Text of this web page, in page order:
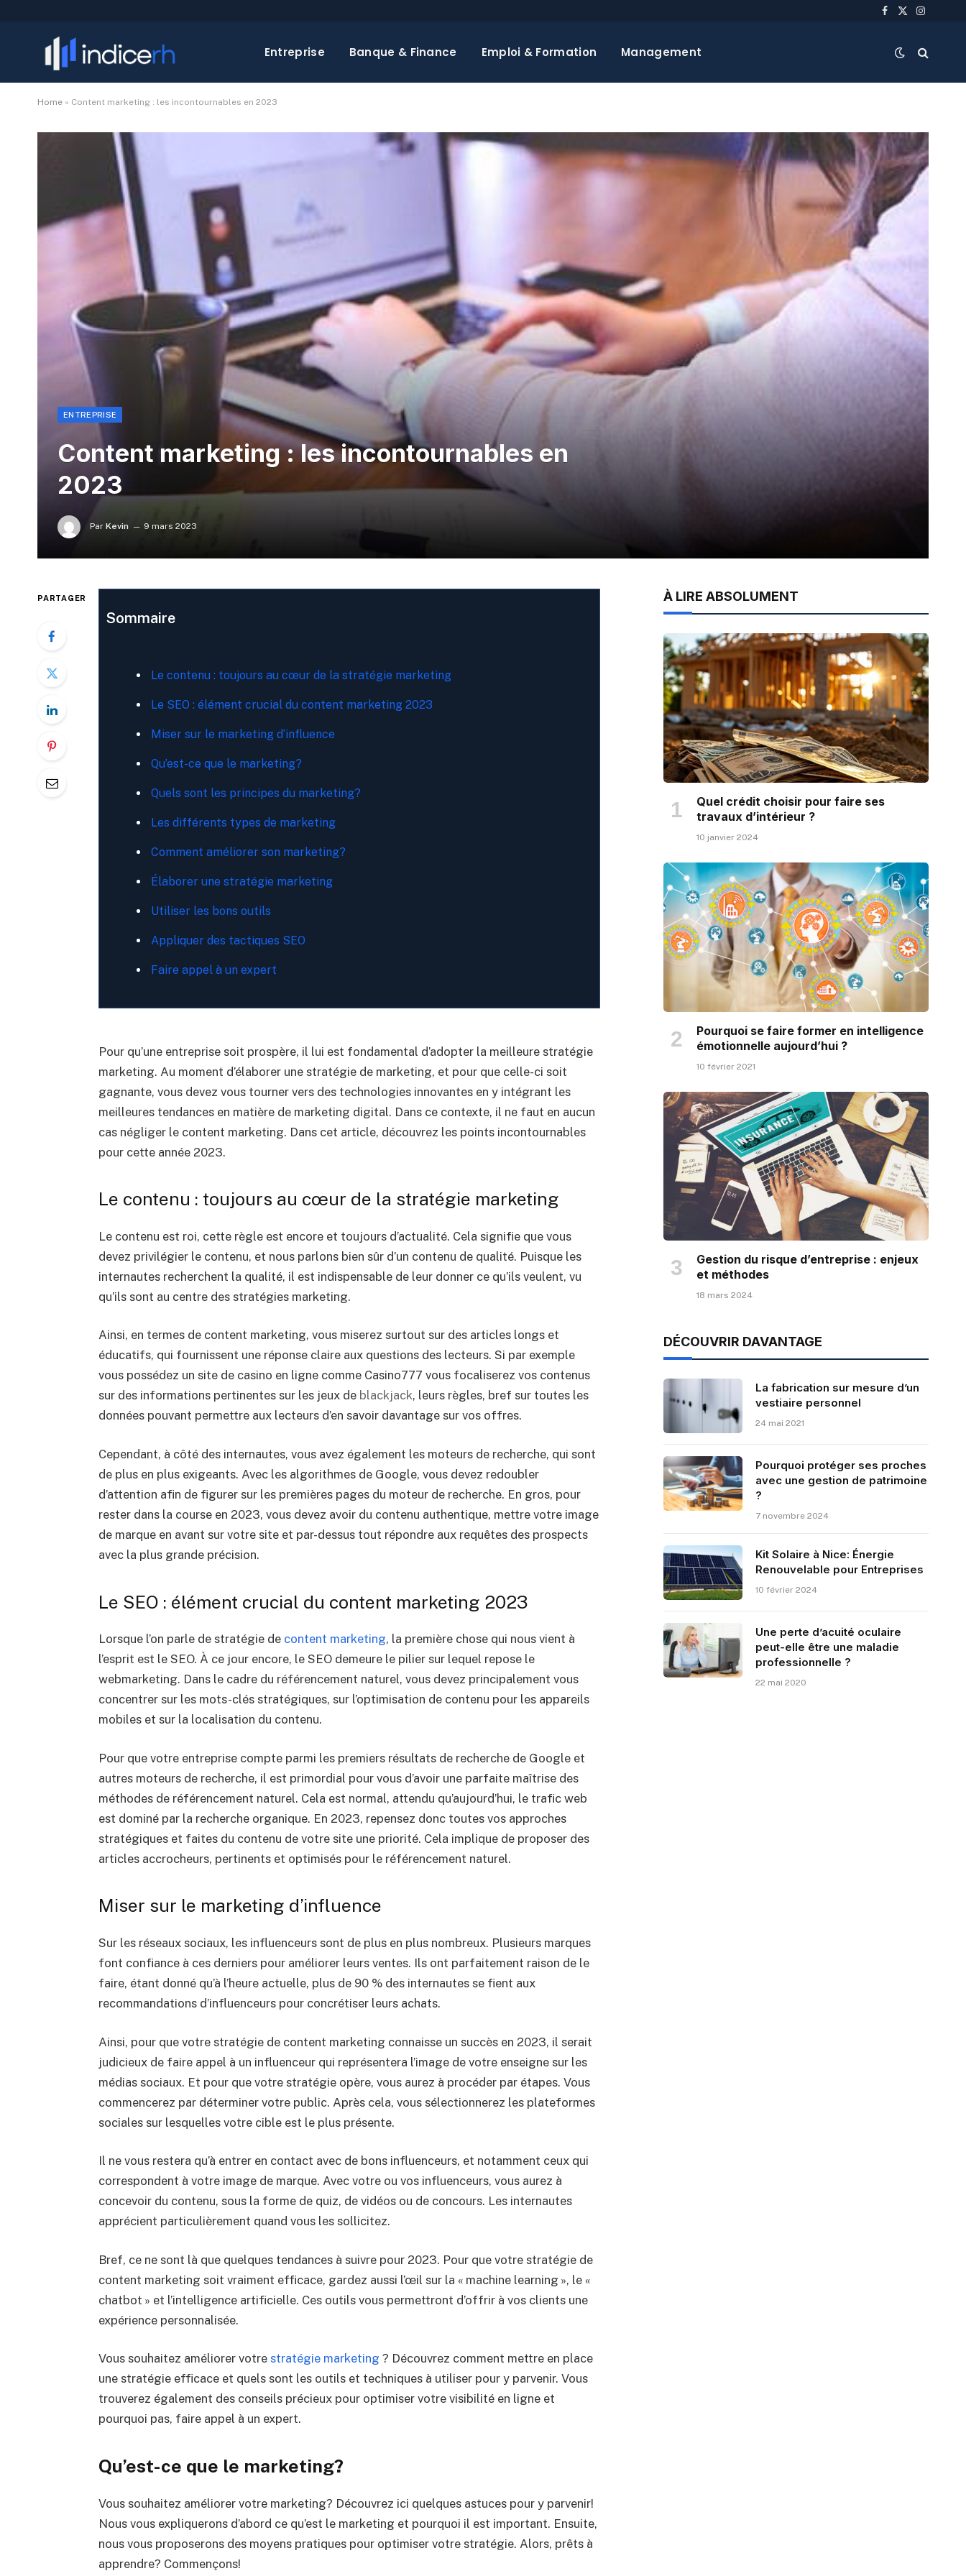
Facebook
X
Entreprise Banque & Finance Emploi & Formation Management
Home » Content marketing : les incontournables en 2023
ENTREPRISE
Content marketing : les incontournables en
2023
Par Kevin 9 mars 2023
PARTAGER
Sommaire
Le contenu : toujours au cœur de la stratégie marketing
Le SEO : élément crucial du content marketing 2023
Miser sur le marketing d’influence
Qu’est-ce que le marketing?
Quels sont les principes du marketing?
Les différents types de marketing
Comment améliorer son marketing?
Élaborer une stratégie marketing
Utiliser les bons outils
Appliquer des tactiques SEO
Faire appel à un expert
Pour qu’une entreprise soit prospère, il lui est fondamental d’adopter la meilleure stratégie
marketing. Au moment d’élaborer une stratégie de marketing, et pour que celle-ci soit
gagnante, vous devez vous tourner vers des technologies innovantes en y intégrant les
meilleures tendances en matière de marketing digital. Dans ce contexte, il ne faut en aucun
cas négliger le content marketing. Dans cet article, découvrez les points incontournables
pour cette année 2023.
Le contenu : toujours au cœur de la stratégie marketing
Le contenu est roi, cette règle est encore et toujours d’actualité. Cela signifie que vous
devez privilégier le contenu, et nous parlons bien sûr d’un contenu de qualité. Puisque les
internautes recherchent la qualité, il est indispensable de leur donner ce qu’ils veulent, vu
qu’ils sont au centre des stratégies marketing.
Ainsi, en termes de content marketing, vous miserez surtout sur des articles longs et
éducatifs, qui fournissent une réponse claire aux questions des lecteurs. Si par exemple
vous possédez un site de casino en ligne comme Casino777 vous focaliserez vos contenus
sur des informations pertinentes sur les jeux de blackjack, leurs règles, bref sur toutes les
données pouvant permettre aux lecteurs d’en savoir davantage sur vos offres.
Cependant, à côté des internautes, vous avez également les moteurs de recherche, qui sont
de plus en plus exigeants. Avec les algorithmes de Google, vous devez redoubler
d’attention afin de figurer sur les premières pages du moteur de recherche. En gros, pour
rester dans la course en 2023, vous devez avoir du contenu authentique, mettre votre image
de marque en avant sur votre site et par-dessus tout répondre aux requêtes des prospects
avec la plus grande précision.
Le SEO : élément crucial du content marketing 2023
Lorsque l’on parle de stratégie de content marketing, la première chose qui nous vient à
l’esprit est le SEO. À ce jour encore, le SEO demeure le pilier sur lequel repose le
webmarketing. Dans le cadre du référencement naturel, vous devez principalement vous
concentrer sur les mots-clés stratégiques, sur l’optimisation de contenu pour les appareils
mobiles et sur la localisation du contenu.
Pour que votre entreprise compte parmi les premiers résultats de recherche de Google et
autres moteurs de recherche, il est primordial pour vous d’avoir une parfaite maîtrise des
méthodes de référencement naturel. Cela est normal, attendu qu’aujourd’hui, le trafic web
est dominé par la recherche organique. En 2023, repensez donc toutes vos approches
stratégiques et faites du contenu de votre site une priorité. Cela implique de proposer des
articles accrocheurs, pertinents et optimisés pour le référencement naturel.
Miser sur le marketing d’influence
Sur les réseaux sociaux, les influenceurs sont de plus en plus nombreux. Plusieurs marques
font confiance à ces derniers pour améliorer leurs ventes. Ils ont parfaitement raison de le
faire, étant donné qu’à l’heure actuelle, plus de 90 % des internautes se fient aux
recommandations d’influenceurs pour concrétiser leurs achats.
Ainsi, pour que votre stratégie de content marketing connaisse un succès en 2023, il serait
judicieux de faire appel à un influenceur qui représentera l’image de votre enseigne sur les
médias sociaux. Et pour que votre stratégie opère, vous aurez à procéder par étapes. Vous
commencerez par déterminer votre public. Après cela, vous sélectionnerez les plateformes
sociales sur lesquelles votre cible est le plus présente.
Il ne vous restera qu’à entrer en contact avec de bons influenceurs, et notamment ceux qui
correspondent à votre image de marque. Avec votre ou vos influenceurs, vous aurez à
concevoir du contenu, sous la forme de quiz, de vidéos ou de concours. Les internautes
apprécient particulièrement quand vous les sollicitez.
Bref, ce ne sont là que quelques tendances à suivre pour 2023. Pour que votre stratégie de
content marketing soit vraiment efficace, gardez aussi l’œil sur la « machine learning », le «
chatbot » et l’intelligence artificielle. Ces outils vous permettront d’offrir à vos clients une
expérience personnalisée.
Vous souhaitez améliorer votre stratégie marketing ? Découvrez comment mettre en place
une stratégie efficace et quels sont les outils et techniques à utiliser pour y parvenir. Vous
trouverez également des conseils précieux pour optimiser votre visibilité en ligne et
pourquoi pas, faire appel à un expert.
Qu’est-ce que le marketing?
Vous souhaitez améliorer votre marketing? Découvrez ici quelques astuces pour y parvenir!
Nous vous expliquerons d’abord ce qu’est le marketing et pourquoi il est important. Ensuite,
nous vous proposerons des moyens pratiques pour optimiser votre stratégie. Alors, prêts à
apprendre? Commençons!
À LIRE ABSOLUMENT
Quel crédit choisir pour faire ses
travaux d’intérieur ?
10 janvier 2024
Pourquoi se faire former en intelligence
émotionnelle aujourd’hui ?
10 février 2021
Gestion du risque d’entreprise : enjeux
et méthodes
18 mars 2024
DÉCOUVRIR DAVANTAGE
La fabrication sur mesure d’un
vestiaire personnel
24 mai 2021
Pourquoi protéger ses proches
avec une gestion de patrimoine
?
7 novembre 2024
Kit Solaire à Nice: Énergie
Renouvelable pour Entreprises
10 février 2024
Une perte d’acuité oculaire
peut-elle être une maladie
professionnelle ?
22 mai 2020